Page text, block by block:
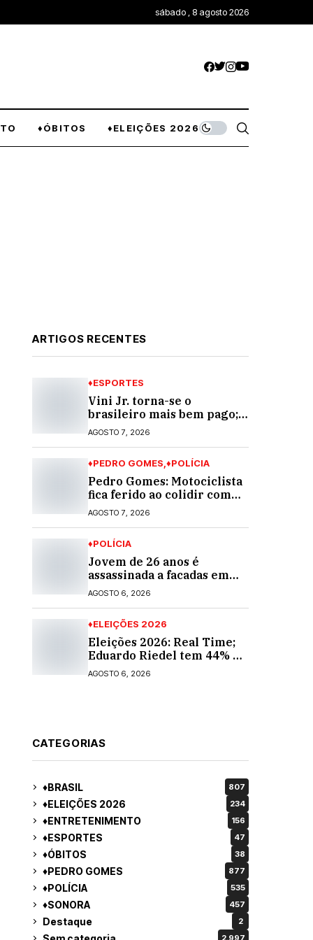
sábado , 8 agosto 2026
♦ÓBITOS ♦ELEIÇÕES 2026
ARTIGOS RECENTES
♦ESPORTES
Vini Jr. torna-se o
brasileiro mais bem pago;
veja o top 10
AGOSTO 7, 2026
♦PEDRO GOMES ♦POLÍCIA
Pedro Gomes: Motociclista
fica ferido ao colidir com
automóvel na Av. Diva
Araújo; ele não tinha CNH
AGOSTO 7, 2026
♦POLÍCIA
Jovem de 26 anos é
assassinada a facadas em
Rio Verde de Mato Grosso;
suspeito é procurado
AGOSTO 6, 2026
♦ELEIÇÕES 2026
Eleições 2026: Real Time;
Eduardo Riedel tem 44% e
Fábio Trad, 25%, no 1º
turno para o governo do
AGOSTO 6, 2026
CATEGORIAS
♦BRASIL 807
♦ELEIÇÕES 2026 234
♦ENTRETENIMENTO 156
♦ESPORTES 47
♦ÓBITOS 38
♦PEDRO GOMES 877
♦POLÍCIA 535
♦SONORA 457
Destaque 2
2.997